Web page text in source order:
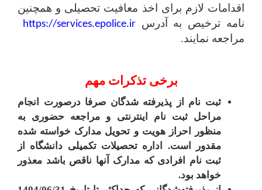
اقدامات لازم برای اخذ معافیت تحصیلی و همچنین
نامه ترخیص به آدرسhttps://services.epolice.ir
مراجعه نمایند.
برخی تذکرات مهم
ثبت نام از پذیرفته ­شدگان صرفا درصورت انجام
مراحل ثبت نام اینترنتی و مراجعه حضوری به
منظور احراز هویت و تحویل مدارک خواسته شده
مقدور است. اداره تحصیلات تکمیلی دانشگاه از
ثبت نام افرادی که مدارک آنها ناقص باشد معذور
خواهد بود.